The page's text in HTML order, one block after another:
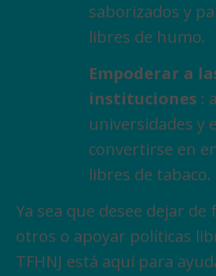
saborizados y
libres de humo.
Empoderar a
instituciones :
universidades y
convertirse en
libres de tabaco.
Ya sea que desee dejar
otros o apoyar políticas
TFHNJ está aquí para